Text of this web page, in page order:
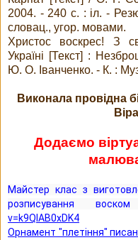
2004. - 240 с. : іл. -
словац., угор. мовами.
Христос воскрес! З
Україні [Текст] :
Ю. О. Іванченко. - К. :
Виконала провідна
Додаємо
Майстер клас з
розписування
v=k9QIAB0xDK4
Орнамент "плетіння"